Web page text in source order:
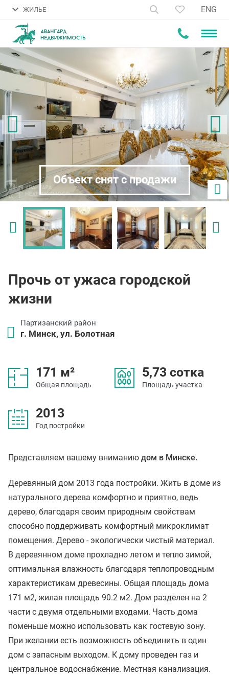
ЖИЛЬЕ ENG
Объект снят с продажи
Прочь от ужаса городской
жизни
Партизанский район
г. Минск, ул. Болотная
171 м²
Общая площадь
5,73 сотка
Площадь участка
2013
Год постройки
Представляем вашему вниманию дом в Минске.
Деревянный дом 2013 года постройки. Жить в доме из
натурального дерева комфортно и приятно, ведь
дерево, благодаря своим природным свойствам
способно поддерживать комфортный микроклимат
помещения. Дерево - экологически чистый материал.
В деревянном доме прохладно летом и тепло зимой,
оптимальная влажность благодаря теплопроводным
характеристикам древесины. Общая площадь дома
171 м2, жилая площадь 90.2 м2. Дом разделен на 2
части с двумя отдельными входами. Часть дома
поменьше можно использовать как гостевую зону.
При желании есть возможность объединить в один
дом с запасным выходом. К дому проведен газ и
центральное водоснабжение. Местная канализация.